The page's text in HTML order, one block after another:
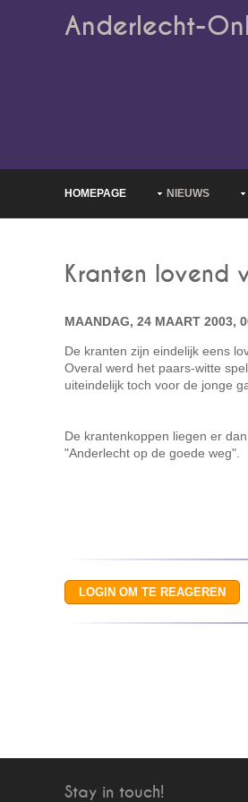
Anderlecht-
HOMEPAGE NIEUWS
Kranten lovend
MAANDAG, 24 MAART 2003,
De kranten zijn eindelijk eens
Overal werd het paars-witte
uiteindelijk toch voor de jonge
De krantenkoppen liegen er
"Anderlecht op de goede weg".
Stay in touch!